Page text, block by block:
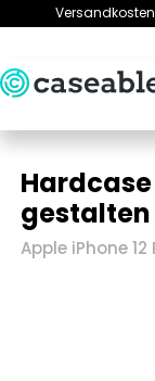
gestalten
Apple iPhone 12